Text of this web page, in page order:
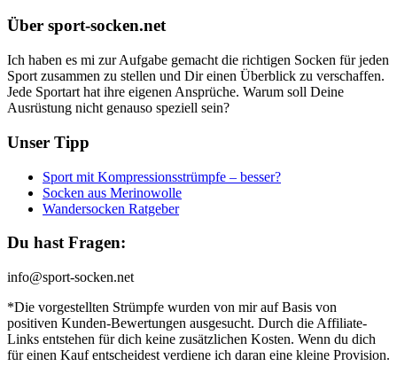
Über sport-socken.net
Ich haben es mi zur Aufgabe gemacht die richtigen Socken für jeden
Sport zusammen zu stellen und Dir einen Überblick zu verschaffen.
Jede Sportart hat ihre eigenen Ansprüche. Warum soll Deine
Ausrüstung nicht genauso speziell sein?
Unser Tipp
Sport mit Kompressionsstrümpfe – besser?
Socken aus Merinowolle
Wandersocken Ratgeber
Du hast Fragen:
info@sport-socken.net
*Die vorgestellten Strümpfe wurden von mir auf Basis von
positiven Kunden-Bewertungen ausgesucht. Durch die Affiliate-
Links entstehen für dich keine zusätzlichen Kosten. Wenn du dich
für einen Kauf entscheidest verdiene ich daran eine kleine Provision.